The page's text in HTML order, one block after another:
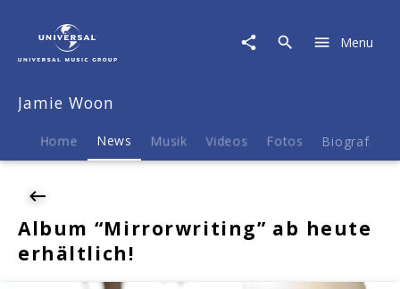
News
Album
heute
Menu
Jamie Woon
Home News Musik Videos Fotos Biografie
Album “Mirrorwriting” ab heute
erhältlich!